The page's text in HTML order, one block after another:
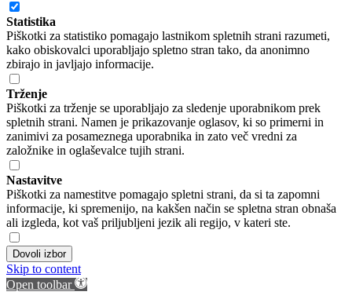
Statistika
Piškotki za statistiko pomagajo lastnikom spletnih strani razumeti,
kako obiskovalci uporabljajo spletno stran tako, da anonimno
zbirajo in javljajo informacije.
Trženje
Piškotki za trženje se uporabljajo za sledenje uporabnikom prek
spletnih strani. Namen je prikazovanje oglasov, ki so primerni in
zanimivi za posameznega uporabnika in zato več vredni za
založnike in oglaševalce tujih strani.
Nastavitve
Piškotki za namestitve pomagajo spletni strani, da si ta zapomni
informacije, ki spremenijo, na kakšen način se spletna stran obnaša
ali izgleda, kot vaš priljubljeni jezik ali regijo, v kateri ste.
Dovoli izbor
Skip to content
Open toolbar